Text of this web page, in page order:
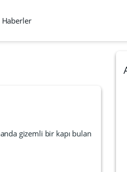
Haberler
gizemli bir kapı bulan